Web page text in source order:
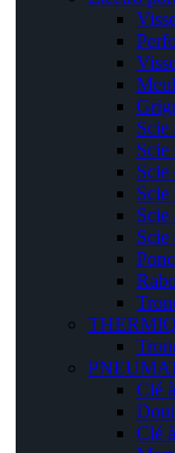
Scie
Scie
Scie
Scie
Scie
Clé
Clé